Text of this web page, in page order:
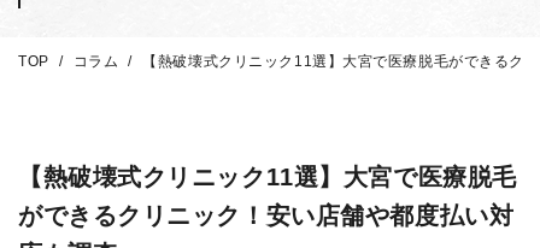
TOP コラム 【熱破壊式クリニック11選】大宮で医療脱毛ができるク
【熱破壊式クリニック11選】大宮で医療脱毛
ができるクリニック！安い店舗や都度払い対